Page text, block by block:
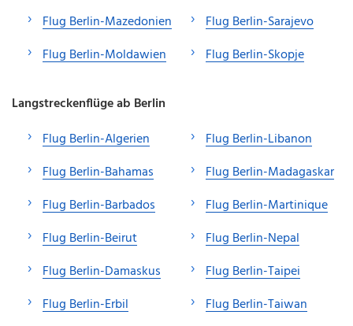
Flug Berlin-Mazedonien
Flug Berlin-Moldawien
Flug Berlin-Sarajevo
Flug Berlin-Skopje
Langstreckenflüge ab Berlin
Flug Berlin-Algerien
Flug Berlin-Bahamas
Flug Berlin-Barbados
Flug Berlin-Beirut
Flug Berlin-Damaskus
Flug Berlin-Erbil
Flug Berlin-Libanon
Flug Berlin-Madagaskar
Flug Berlin-Martinique
Flug Berlin-Nepal
Flug Berlin-Taipei
Flug Berlin-Taiwan